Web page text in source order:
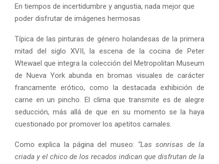
En tiempos de incertidumbre y angustia, nada mejor que
poder disfrutar de imágenes hermosas
Típica de las pinturas de género holandesas de la primera
mitad del siglo XVII, la escena de la cocina de Peter
Wtewael que integra la colección del Metropolitan Museum
de Nueva York abunda en bromas visuales de carácter
francamente erótico, como la destacada exhibición de
carne en un pincho. El clima que transmite es de alegre
seducción, más allá de que en su momento se la haya
cuestionado por promover los apetitos carnales.
Como explica la página del museo: “Las sonrisas de la
criada y el chico de los recados indican que disfrutan de la